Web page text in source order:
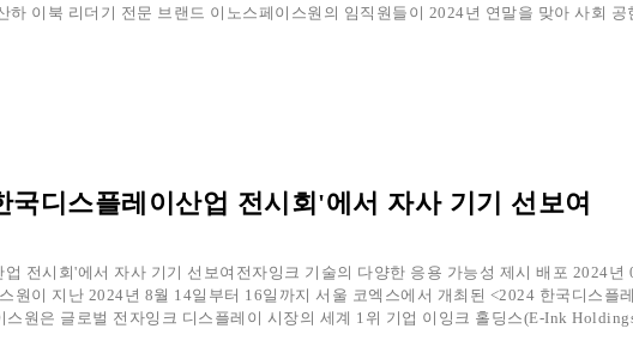
하 이북 리더기 전문 브랜드 이노스페이스원의 임직원들이 2024년 연말을 맞아 사회
국디스플레이산업 전시회'에서 자사 기기 선보여
전시회'에서 자사 기기 선보여전자잉크 기술의 다양한 응용 가능성 제시 배포 2024년
원이 지난 2024년 8월 14일부터 16일까지 서울 코엑스에서 개최된 <2024 한국디스플
원은 글로벌 전자잉크 디스플레이 시장의 세계 1위 기업 이잉크 홀딩스(E-Ink